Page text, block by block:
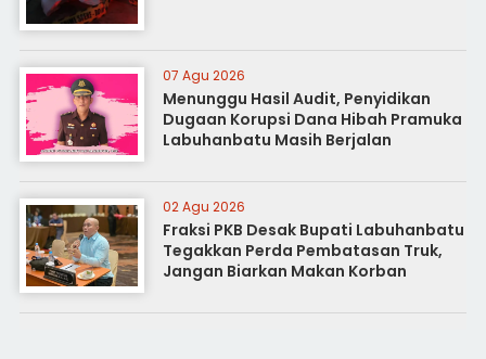
07 Agu 2026
Menunggu Hasil Audit, Penyidikan
Dugaan Korupsi Dana Hibah Pramuka
Labuhanbatu Masih Berjalan
02 Agu 2026
Fraksi PKB Desak Bupati Labuhanbatu
Tegakkan Perda Pembatasan Truk,
Jangan Biarkan Makan Korban